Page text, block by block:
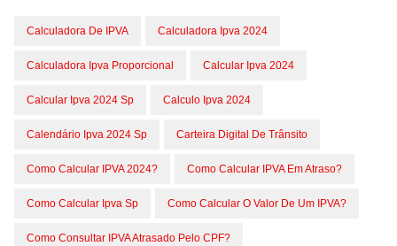
Calculadora De IPVA Calculadora Ipva 2024
Calculadora Ipva Proporcional Calcular Ipva 2024
Calcular Ipva 2024 Sp Calculo Ipva 2024
Calendário Ipva 2024 Sp Carteira Digital De Trânsito
Como Calcular IPVA 2024? Como Calcular IPVA Em Atraso?
Como Calcular Ipva Sp Como Calcular O Valor De Um IPVA?
Como Consultar IPVA Atrasado Pelo CPF?